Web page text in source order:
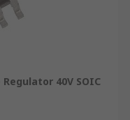
40V SOIC